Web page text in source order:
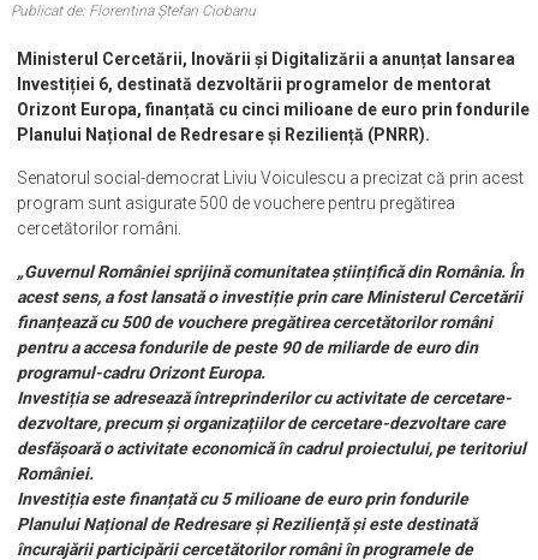
Publicat de: Florentina Ștefan Ciobanu
Ministerul Cercetării, Inovării și Digitalizării a anunțat lansarea
Investiției 6, destinată dezvoltării programelor de mentorat
Orizont Europa, finanțată cu cinci milioane de euro prin fondurile
Planului Național de Redresare și Reziliență (PNRR).
Senatorul social-democrat Liviu Voiculescu a precizat că prin acest
program sunt asigurate 500 de vouchere pentru pregătirea
cercetătorilor români.
„Guvernul României sprijină comunitatea științifică din România. În
acest sens, a fost lansată o investiție prin care Ministerul Cercetării
finanțează cu 500 de vouchere pregătirea cercetătorilor români
pentru a accesa fondurile de peste 90 de miliarde de euro din
programul-cadru Orizont Europa.
Investiția se adresează întreprinderilor cu activitate de cercetare-
dezvoltare, precum și organizațiilor de cercetare-dezvoltare care
desfășoară o activitate economică în cadrul proiectului, pe teritoriul
României.
Investiția este finanțată cu 5 milioane de euro prin fondurile
Planului Național de Redresare și Reziliență și este destinată
încurajării participării cercetătorilor români în programele de